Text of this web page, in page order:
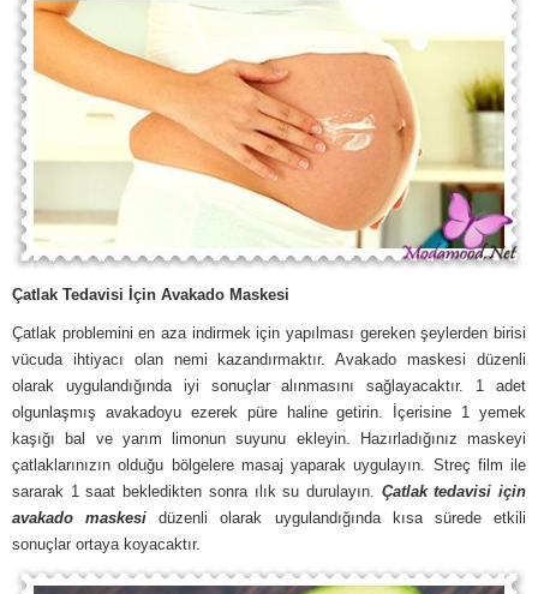
Çatlak Tedavisi İçin Avakado Maskesi
Çatlak problemini en aza indirmek için yapılması gereken şeylerden birisi
vücuda ihtiyacı olan nemi kazandırmaktır. Avakado maskesi düzenli
olarak uygulandığında iyi sonuçlar alınmasını sağlayacaktır. 1 adet
olgunlaşmış avakadoyu ezerek püre haline getirin. İçerisine 1 yemek
kaşığı bal ve yarım limonun suyunu ekleyin. Hazırladığınız maskeyi
çatlaklarınızın olduğu bölgelere masaj yaparak uygulayın. Streç film ile
sararak 1 saat bekledikten sonra ılık su durulayın. Çatlak tedavisi için
avakado maskesidüzenli olarak uygulandığında kısa sürede etkili
sonuçlar ortaya koyacaktır.